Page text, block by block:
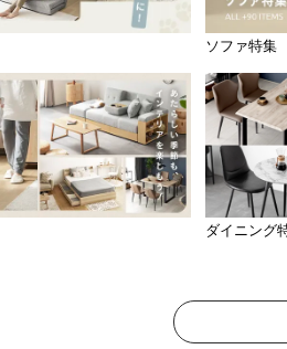
ソファ特集
ダイニング